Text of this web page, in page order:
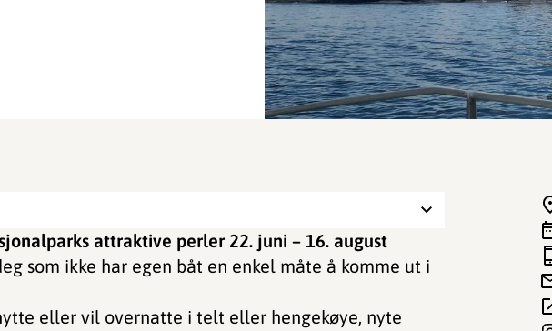
attraktive perler 22. juni – 16. august
som ikke har egen båt en enkel måte å komme ut i
eller vil overnatte i telt eller hengekøye, nyte